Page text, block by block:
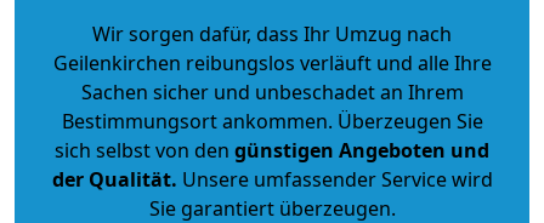
Wir sorgen dafür, dass Ihr Umzug nach
Geilenkirchen reibungslos verläuft und alle Ihre
Sachen sicher und unbeschadet an Ihrem
Bestimmungsort ankommen. Überzeugen Sie
sich selbst von den günstigen Angeboten und
der Qualität. Unsere umfassender Service wird
Sie garantiert überzeugen.